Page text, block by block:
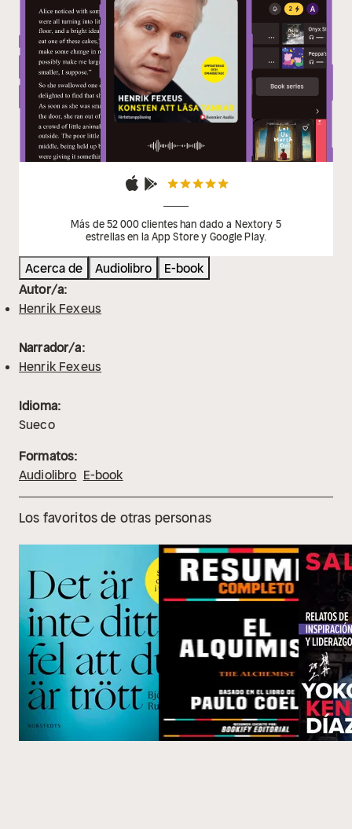
Más de 52 000 clientes han dado a Nextory 5
estrellas en la App Store y Google Play.
Acerca de Audiolibro
E-book
Autor/a:
Henrik Fexeus
Narrador/a:
Henrik Fexeus
Idioma:
Sueco
Formatos:
Audiolibro E-book
Los favoritos de otras personas